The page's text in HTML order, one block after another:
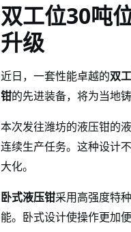
双工位30吨
升级
近日，一套性能卓越的双
钳的先进装备，将为当地
本次发往潍坊的液压钳的
连续生产任务。这种设计
大化。
卧式液压钳采用高强度特
能。卧式设计使操作更加便